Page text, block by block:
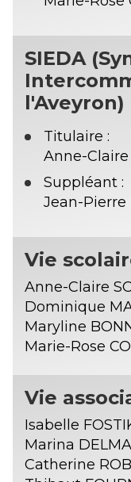
SIEDA
l'Aveyron)
Titulaire :
Anne-Claire
Suppléant :
Jean-Pierre
Vie
Anne-Claire
Dominique
Maryline
Marie-Rose
Vie
Isabelle
Marina
Catherine